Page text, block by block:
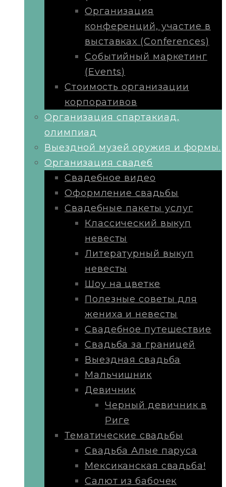
Организация
конференций, участие в
выставках (Conferences)
Событийный маркетинг
(Events)
Стоимость организации
корпоративов
Организация спартакиад,
олимпиад
Выездной музей оружия и формы.
Организация свадеб
Свадебное видео
Оформление свадьбы
Свадебные пакеты услуг
Классический выкуп
невесты
Литературный выкуп
невесты
Шоу на цветке
Полезные советы для
жениха и невесты
Свадебное путешествие
Свадьба за границей
Выездная свадьба
Мальчишник
Девичник
Черный девичник в
Риге
Тематические свадьбы
Свадьба Алые паруса
Мексиканская свадьба!
Салют из бабочек